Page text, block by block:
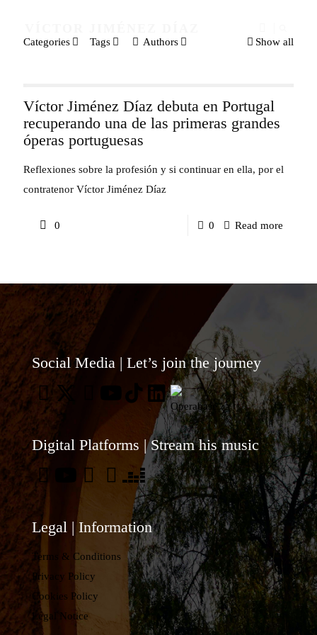
Categories Tags Authors Show all
Víctor Jiménez Díaz debuta en Portugal
recuperando una de las primeras grandes
óperas portuguesas
Reflexiones sobre la profesión y si continuar en ella, por el
contratenor Víctor Jiménez Díaz
0 0 Read more
una
de
las
grandes
óperas
Social Media | Let’s join the journey
Digital Platforms | Stream his music
Legal | Information
Terms & Conditions
Privacy Policy
Cookies Policy
Legal Notice